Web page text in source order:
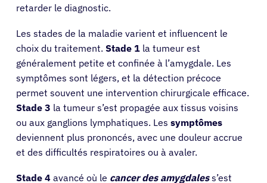
retarder le diagnostic.
Les stades de la maladie varient et influencent le
choix du traitement. Stade 1 la tumeur est
généralement petite et confinée à l’amygdale. Les
symptômes sont légers, et la détection précoce
permet souvent une intervention chirurgicale efficace.
Stade 3 la tumeur s’est propagée aux tissus voisins
ou aux ganglions lymphatiques. Les symptômes
deviennent plus prononcés, avec une douleur accrue
et des difficultés respiratoires ou à avaler.
Stade 4 avancé où le cancer des amygdaless’est